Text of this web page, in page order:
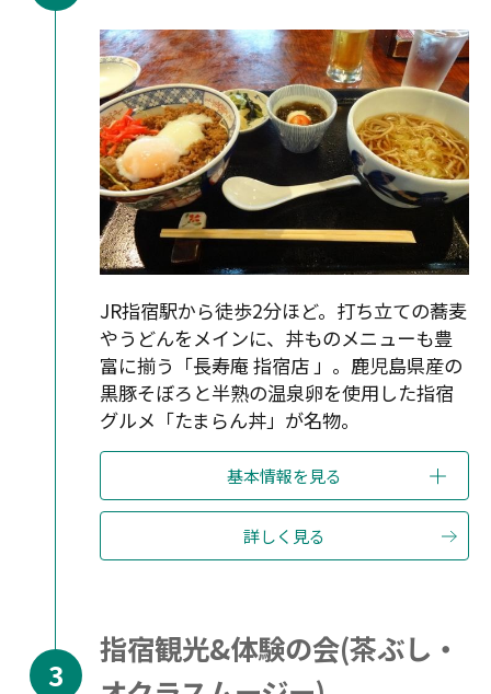
JR指宿駅から徒歩2分ほど。打ち立ての蕎麦
やうどんをメインに、丼ものメニューも豊
富に揃う「長寿庵 指宿店 」。鹿児島県産の
黒豚そぼろと半熟の温泉卵を使用した指宿
グルメ「たまらん丼」が名物。
基本情報を見る
詳しく見る
指宿観光&体験の会(茶ぶし・